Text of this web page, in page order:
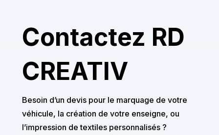
Contactez RD
CREATIV
Besoin d’un devis pour le marquage de votre
véhicule, la création de votre enseigne, ou
l’impression de textiles personnalisés ?